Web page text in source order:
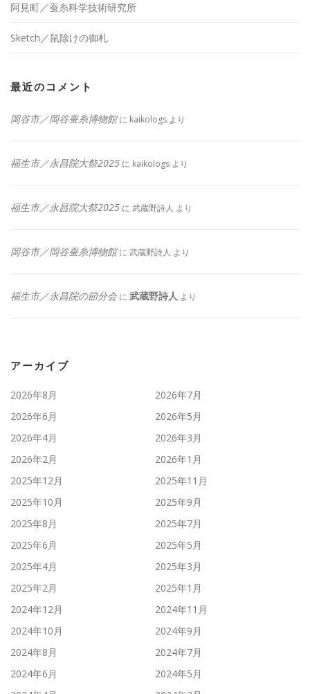
阿見町／蚕糸科学技術研究所
Sketch／鼠除けの御札
最近のコメント
岡谷市／岡谷蚕糸博物館に kaikologs より
福生市／永昌院大祭2025 に kaikologs より
福生市／永昌院大祭2025 に 武蔵野詩人 より
岡谷市／岡谷蚕糸博物館に 武蔵野詩人 より
福生市／永昌院の節分会に 武蔵野詩人 より
アーカイブ
2026年8月
2026年7月
2026年6月
2026年5月
2026年4月
2026年3月
2026年2月
2026年1月
2025年12月
2025年11月
2025年10月
2025年9月
2025年8月
2025年7月
2025年6月
2025年5月
2025年4月
2025年3月
2025年2月
2025年1月
2024年12月
2024年11月
2024年10月
2024年9月
2024年8月
2024年7月
2024年6月
2024年5月